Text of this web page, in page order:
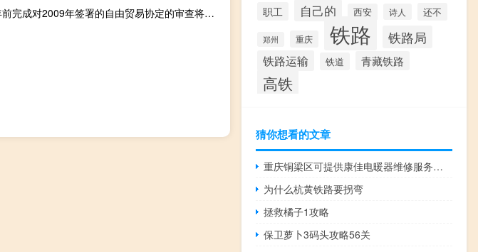
印度和东盟将在2025年前完成对2009年签署的自由贸易协定的审查将在审查中解决双边贸易不平衡问题
职工
自己的 西安 诗人 还不
郑州 重庆 铁路 铁路局
铁路运输 铁道 青藏铁路
高铁
猜你想看的文章
重庆铜梁区可提供康佳电暖器维修服务地址在哪
为什么杭黄铁路要拐弯
拯救橘子1攻略
保卫萝卜3码头攻略56关